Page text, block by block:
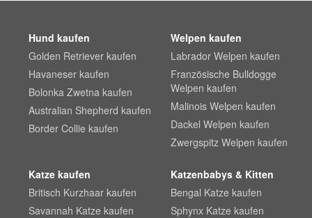
Hund kaufen
Golden Retriever kaufen
Havaneser kaufen
Bolonka Zwetna kaufen
Australian Shepherd kaufen
Border Collie kaufen
Welpen kaufen
Labrador Welpen kaufen
Französische Bulldogge
Welpen kaufen
Malinois Welpen kaufen
Dackel Welpen kaufen
Zwergspitz Welpen kaufen
Katze kaufen
Britisch Kurzhaar kaufen
Savannah Katze kaufen
Katzenbabys & Kitten
Bengal Katze kaufen
Sphynx Katze kaufen